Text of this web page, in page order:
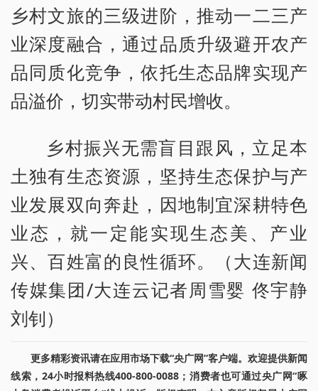
乡村文旅的三级进阶，推动一二三产
业深度融合，通过品质升级避开农产
品同质化竞争，依托生态品牌实现产
品溢价，切实带动村民增收。
乡村振兴无需盲目跟风，立足本
土独有生态资源，坚持生态保护与产
业发展双向奔赴，因地制宜深耕特色
业态，就一定能实现生态美、产业
兴、百姓富的良性循环。（大连新闻
传媒集团/大连云记者周雪婴 佟宇静
刘钊）
更多精彩资讯请在应用市场下载“央广网”客户端。欢迎提供新闻
线索，24小时报料热线400-800-0088；消费者也可通过央广网“啄